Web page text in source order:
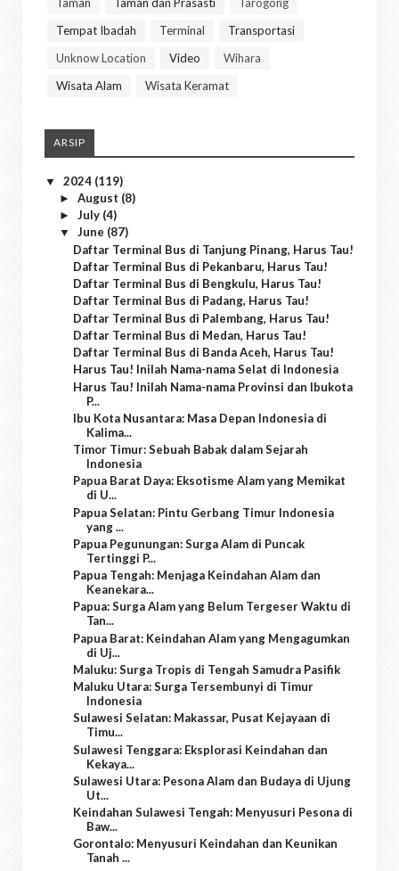
Tempat Ibadah
Terminal
Transportasi
Unknow Location
Video
Wihara
Wisata Alam
Wisata Keramat
ARSIP
▼ 2024 (119)
► August (8)
► July (4)
▼ June (87)
Daftar Terminal Bus di Tanjung Pinang, Harus Tau!
Daftar Terminal Bus di Pekanbaru, Harus Tau!
Daftar Terminal Bus di Bengkulu, Harus Tau!
Daftar Terminal Bus di Padang, Harus Tau!
Daftar Terminal Bus di Palembang, Harus Tau!
Daftar Terminal Bus di Medan, Harus Tau!
Daftar Terminal Bus di Banda Aceh, Harus Tau!
Harus Tau! Inilah Nama-nama Selat di Indonesia
Harus Tau! Inilah Nama-nama Provinsi dan Ibukota
P...
Ibu Kota Nusantara: Masa Depan Indonesia di
Kalima...
Timor Timur: Sebuah Babak dalam Sejarah
Indonesia
Papua Barat Daya: Eksotisme Alam yang Memikat
di U...
Papua Selatan: Pintu Gerbang Timur Indonesia
yang ...
Papua Pegunungan: Surga Alam di Puncak
Tertinggi P...
Papua Tengah: Menjaga Keindahan Alam dan
Keanekara...
Papua: Surga Alam yang Belum Tergeser Waktu di
Tan...
Papua Barat: Keindahan Alam yang Mengagumkan
di Uj...
Maluku: Surga Tropis di Tengah Samudra Pasifik
Maluku Utara: Surga Tersembunyi di Timur
Indonesia
Sulawesi Selatan: Makassar, Pusat Kejayaan di
Timu...
Sulawesi Tenggara: Eksplorasi Keindahan dan
Kekaya...
Sulawesi Utara: Pesona Alam dan Budaya di Ujung
Ut...
Keindahan Sulawesi Tengah: Menyusuri Pesona di
Baw...
Gorontalo: Menyusuri Keindahan dan Keunikan
Tanah ...